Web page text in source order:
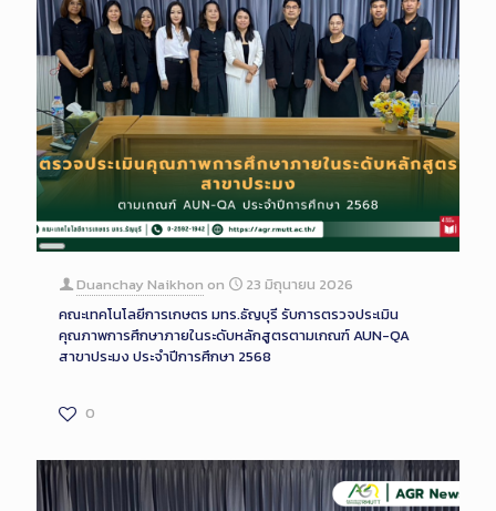
Long
Description
Duanchay Naikhon on
23 มิถุนายน 2026
คณะเทคโนโลยีการเกษตร มทร.ธัญบุรี รับการตรวจประเมิน
คุณภาพการศึกษาภายในระดับหลักสูตรตามเกณฑ์ AUN-QA
สาขาประมง ประจำปีการศึกษา 2568
0